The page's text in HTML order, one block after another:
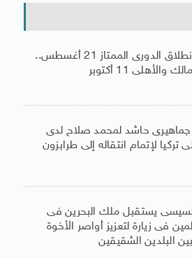
رسميًا.. انطلاق الدورى الممتاز 21 أغسطس..
والأهلى 11 أكتوبر
جماهيرى حاشد لمحمد صلاح لدى
تركيا لإتمام انتقاله إلى طرابزون
يستقبل ملك البحرين فى
فى زيارة لتعزيز أواصر الأخوة
البلدين الشقيقين